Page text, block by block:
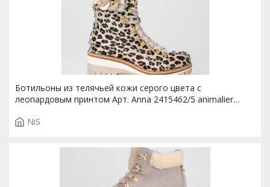
Ботильоны из телячьей кожи серого цвета с
леопардовым принтом Арт. Anna 2415462/5 animalier
NiS